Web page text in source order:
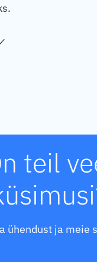
teil
ühendust ja meie